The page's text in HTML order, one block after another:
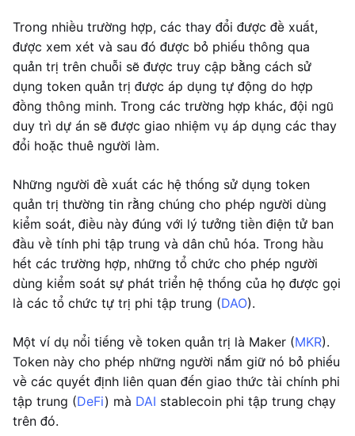
Trong nhiều trường hợp, các thay đổi được đề xuất,
được xem xét và sau đó được bỏ phiếu thông qua
quản trị trên chuỗi sẽ được truy cập bằng cách sử
dụng token quản trị được áp dụng tự động do hợp
đồng thông minh. Trong các trường hợp khác, đội ngũ
duy trì dự án sẽ được giao nhiệm vụ áp dụng các thay
đổi hoặc thuê người làm.
Những người đề xuất các hệ thống sử dụng token
quản trị thường tin rằng chúng cho phép người dùng
kiểm soát, điều này đúng với lý tưởng tiền điện tử ban
đầu về tính phi tập trung và dân chủ hóa. Trong hầu
hết các trường hợp, những tổ chức cho phép người
dùng kiểm soát sự phát triển hệ thống của họ được gọi
là các tổ chức tự trị phi tập trung (DAO).
Một ví dụ nổi tiếng về token quản trị là Maker (MKR).
Token này cho phép những người nắm giữ nó bỏ phiếu
về các quyết định liên quan đến giao thức tài chính phi
tập trung (DeFi) mà DAI stablecoin phi tập trung chạy
trên đó.